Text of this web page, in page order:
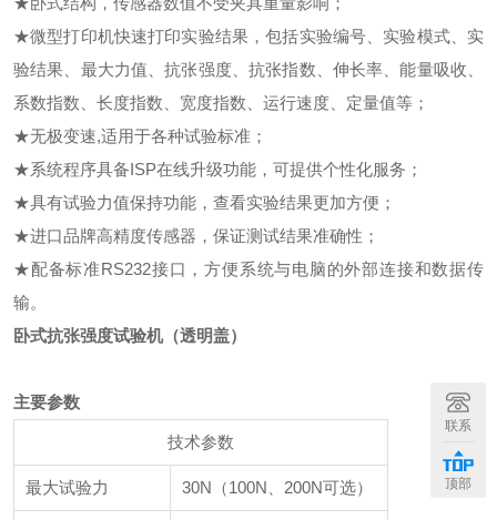
★微型打印机快速打印实验结果，包括实验编号、实验模式、实
验结果、最大力值、抗张强度、抗张指数、伸长率、能量吸收、
系数指数、长度指数、宽度指数、运行速度、定量值等；
★无极变速,适用于各种试验标准；
★系统程序具备ISP在线升级功能，可提供个性化服务；
★具有试验力值保持功能，查看实验结果更加方便；
★进口品牌高精度传感器，保证测试结果准确性；
★配备标准RS232接口，方便系统与电脑的外部连接和数据传
输。
卧式抗张强度试验机（透明盖）
主要参数
+
技术参数
最大试验力 30N（100N、200N可选）
联系
顶部